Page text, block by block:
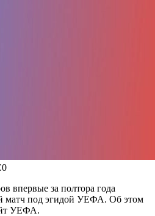
впервые за полтора года
матч под эгидой УЕФА. Об этом
УЕФА.